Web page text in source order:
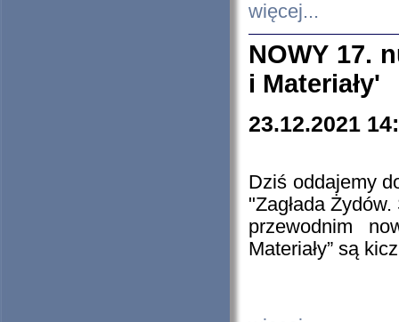
więcej...
NOWY 17.
i Materiały'
23.12.2021
Dziś oddajemy
"Zagłada
przewodnim
Materiały” są